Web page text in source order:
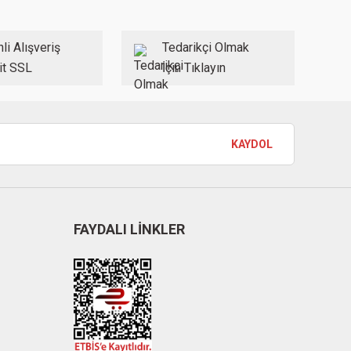
Alışveriş
SSL
Tedarikçi Olmak
İçin Tıklayın
KAYDOL
FAYDALI LİNKLER